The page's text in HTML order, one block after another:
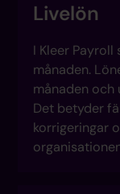
Livelön
I Kleer Payroll
månaden.
månaden
Det betyder
korrigeringar